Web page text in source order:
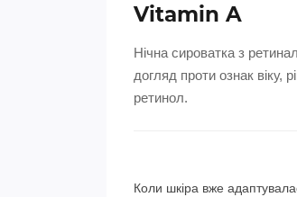
Vitamin A
Нічна сироватка з
догляд проти ознак віку,
ретинол.
Коли шкіра вже